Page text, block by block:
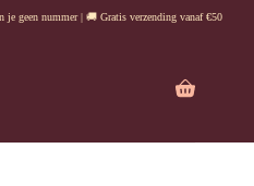
geen nummer | 🚚 Gratis verzending vanaf €50